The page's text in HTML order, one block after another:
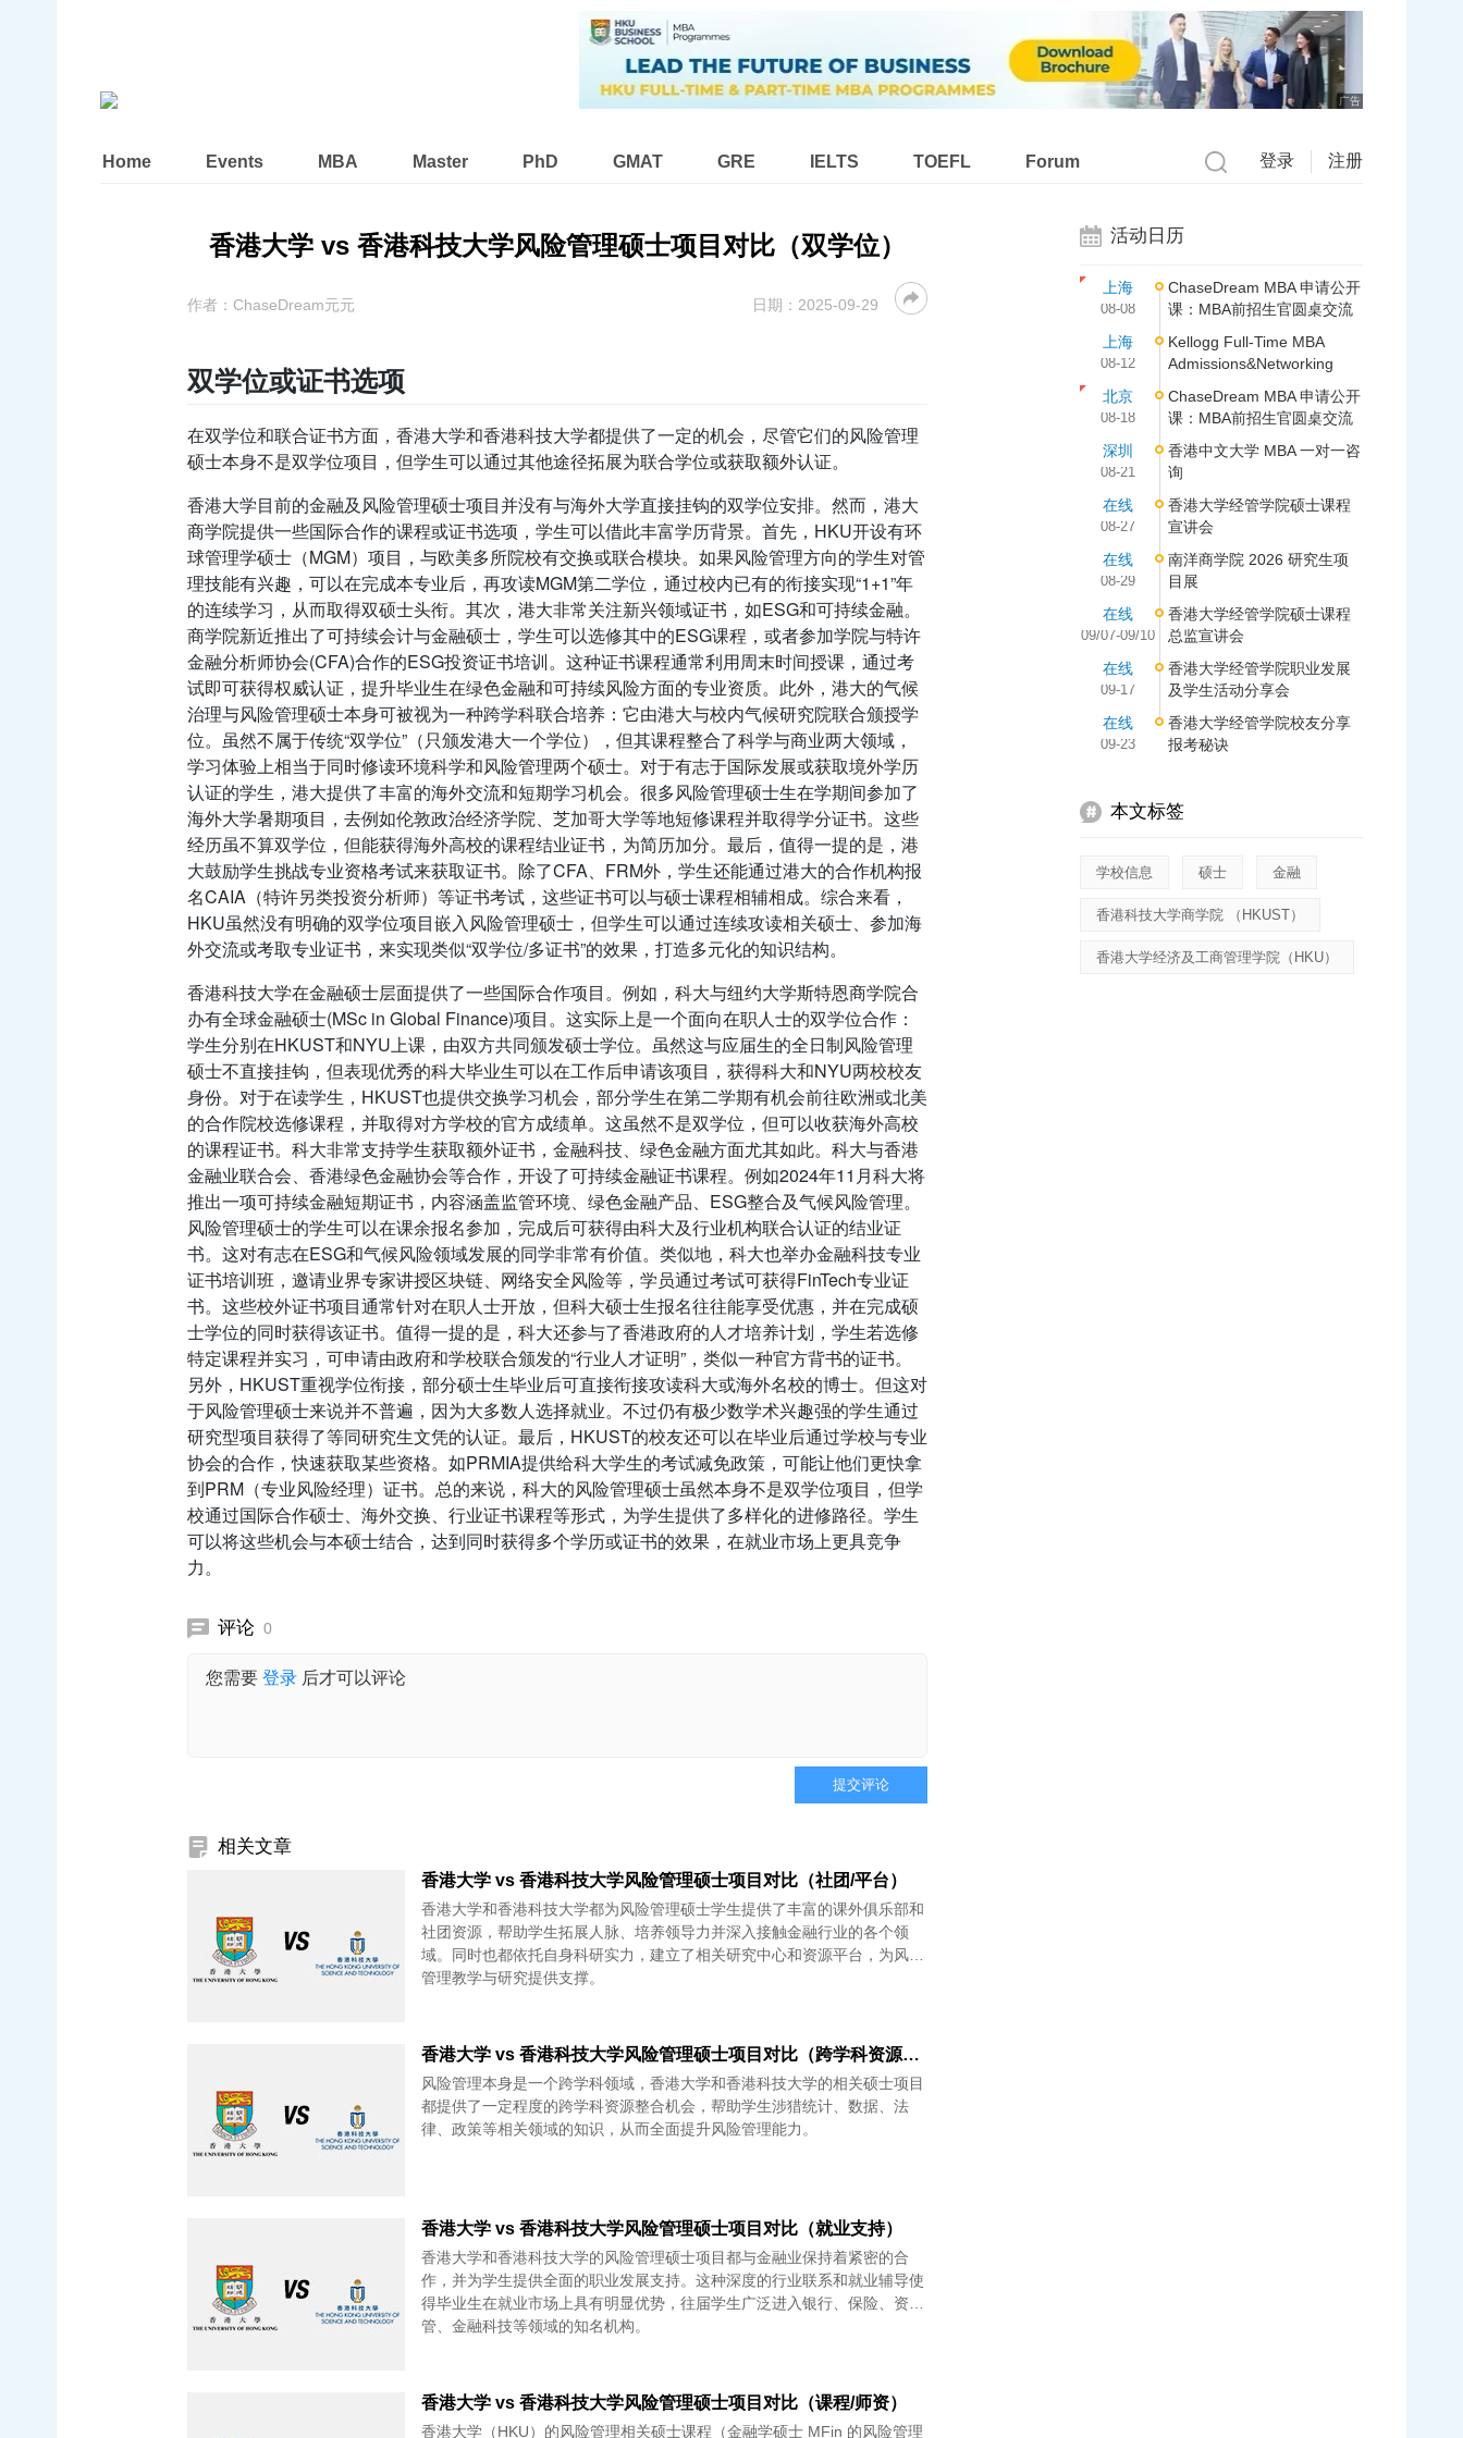
广告
Home Events MBA Master PhD GMAT GRE IELTS TOEFL Forum 登录 注册
香港大学 vs 香港科技大学风险管理硕士项目对比（双学位）
作者： ChaseDream元元 日期： 2025-09-29
双学位或证书选项
在双学位和联合证书方面，香港大学和香港科技大学都提供了一定的机会，尽管它们的风险管理
硕士本身不是双学位项目，但学生可以通过其他途径拓展为联合学位或获取额外认证。
香港大学目前的金融及风险管理硕士项目并没有与海外大学直接挂钩的双学位安排。然而，港大
商学院提供一些国际合作的课程或证书选项，学生可以借此丰富学历背景。首先，HKU开设有环
球管理学硕士（MGM）项目，与欧美多所院校有交换或联合模块。如果风险管理方向的学生对管
理技能有兴趣，可以在完成本专业后，再攻读MGM第二学位，通过校内已有的衔接实现“1+1”年
的连续学习，从而取得双硕士头衔。其次，港大非常关注新兴领域证书，如ESG和可持续金融。
商学院新近推出了可持续会计与金融硕士，学生可以选修其中的ESG课程，或者参加学院与特许
金融分析师协会(CFA)合作的ESG投资证书培训。这种证书课程通常利用周末时间授课，通过考
试即可获得权威认证，提升毕业生在绿色金融和可持续风险方面的专业资质。此外，港大的气候
治理与风险管理硕士本身可被视为一种跨学科联合培养：它由港大与校内气候研究院联合颁授学
位。虽然不属于传统“双学位”（只颁发港大一个学位），但其课程整合了科学与商业两大领域，
学习体验上相当于同时修读环境科学和风险管理两个硕士。对于有志于国际发展或获取境外学历
认证的学生，港大提供了丰富的海外交流和短期学习机会。很多风险管理硕士生在学期间参加了
海外大学暑期项目，去例如伦敦政治经济学院、芝加哥大学等地短修课程并取得学分证书。这些
经历虽不算双学位，但能获得海外高校的课程结业证书，为简历加分。最后，值得一提的是，港
大鼓励学生挑战专业资格考试来获取证书。除了CFA、FRM外，学生还能通过港大的合作机构报
名CAIA（特许另类投资分析师）等证书考试，这些证书可以与硕士课程相辅相成。综合来看，
HKU虽然没有明确的双学位项目嵌入风险管理硕士，但学生可以通过连续攻读相关硕士、参加海
外交流或考取专业证书，来实现类似“双学位/多证书”的效果，打造多元化的知识结构。
香港科技大学在金融硕士层面提供了一些国际合作项目。例如，科大与纽约大学斯特恩商学院合
办有全球金融硕士(MSc in Global Finance)项目。这实际上是一个面向在职人士的双学位合作：
学生分别在HKUST和NYU上课，由双方共同颁发硕士学位。虽然这与应届生的全日制风险管理
硕士不直接挂钩，但表现优秀的科大毕业生可以在工作后申请该项目，获得科大和NYU两校校友
身份。对于在读学生，HKUST也提供交换学习机会，部分学生在第二学期有机会前往欧洲或北美
的合作院校选修课程，并取得对方学校的官方成绩单。这虽然不是双学位，但可以收获海外高校
的课程证书。科大非常支持学生获取额外证书，金融科技、绿色金融方面尤其如此。科大与香港
金融业联合会、香港绿色金融协会等合作，开设了可持续金融证书课程。例如2024年11月科大将
推出一项可持续金融短期证书，内容涵盖监管环境、绿色金融产品、ESG整合及气候风险管理。
风险管理硕士的学生可以在课余报名参加，完成后可获得由科大及行业机构联合认证的结业证
书。这对有志在ESG和气候风险领域发展的同学非常有价值。类似地，科大也举办金融科技专业
证书培训班，邀请业界专家讲授区块链、网络安全风险等，学员通过考试可获得FinTech专业证
书。这些校外证书项目通常针对在职人士开放，但科大硕士生报名往往能享受优惠，并在完成硕
士学位的同时获得该证书。值得一提的是，科大还参与了香港政府的人才培养计划，学生若选修
特定课程并实习，可申请由政府和学校联合颁发的“行业人才证明”，类似一种官方背书的证书。
另外，HKUST重视学位衔接，部分硕士生毕业后可直接衔接攻读科大或海外名校的博士。但这对
于风险管理硕士来说并不普遍，因为大多数人选择就业。不过仍有极少数学术兴趣强的学生通过
研究型项目获得了等同研究生文凭的认证。最后，HKUST的校友还可以在毕业后通过学校与专业
协会的合作，快速获取某些资格。如PRMIA提供给科大学生的考试减免政策，可能让他们更快拿
到PRM（专业风险经理）证书。总的来说，科大的风险管理硕士虽然本身不是双学位项目，但学
校通过国际合作硕士、海外交换、行业证书课程等形式，为学生提供了多样化的进修路径。学生
可以将这些机会与本硕士结合，达到同时获得多个学历或证书的效果，在就业市场上更具竞争
力。
评论 0
您需要 登录 后才可以评论
提交评论
相关文章
香港大学 vs 香港科技大学风险管理硕士项目对比（社团/平台）
香港大学和香港科技大学都为风险管理硕士学生提供了丰富的课外俱乐部和
社团资源，帮助学生拓展人脉、培养领导力并深入接触金融行业的各个领
域。同时也都依托自身科研实力，建立了相关研究中心和资源平台，为风险
管理教学与研究提供支撑。
香港大学 vs 香港科技大学风险管理硕士项目对比（跨学科资源整合）
风险管理本身是一个跨学科领域，香港大学和香港科技大学的相关硕士项目
都提供了一定程度的跨学科资源整合机会，帮助学生涉猎统计、数据、法
律、政策等相关领域的知识，从而全面提升风险管理能力。
香港大学 vs 香港科技大学风险管理硕士项目对比（就业支持）
香港大学和香港科技大学的风险管理硕士项目都与金融业保持着紧密的合
作，并为学生提供全面的职业发展支持。这种深度的行业联系和就业辅导使
得毕业生在就业市场上具有明显优势，往届学生广泛进入银行、保险、资
管、金融科技等领域的知名机构。
香港大学 vs 香港科技大学风险管理硕士项目对比（课程/师资）
香港大学（HKU）的风险管理相关硕士课程（金融学硕士 MFin 的风险管理
活动日历
上海
08-08
ChaseDream MBA 申请公开
课：MBA前招生官圆桌交流
上海
08-12
Kellogg Full-Time MBA
Admissions&Networking
北京
08-18
ChaseDream MBA 申请公开
课：MBA前招生官圆桌交流
深圳
08-21
香港中文大学 MBA 一对一咨
询
在线
08-27
香港大学经管学院硕士课程
宣讲会
在线
08-29
南洋商学院 2026 研究生项
目展
在线
09/07-09/10
香港大学经管学院硕士课程
总监宣讲会
在线
09-17
香港大学经管学院职业发展
及学生活动分享会
在线
09-23
香港大学经管学院校友分享
报考秘诀
本文标签
学校信息 硕士 金融
香港科技大学商学院 （HKUST）
香港大学经济及工商管理学院（HKU）